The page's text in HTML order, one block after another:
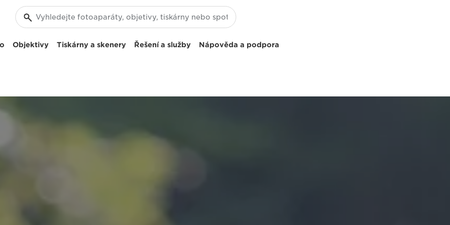
Objektivy Tiskárny a skenery Řešení a služby Nápověda a podpora